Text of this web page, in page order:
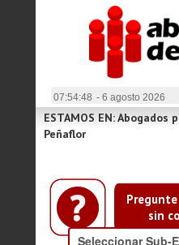
07:54:48 - 6 agosto 2026
sin
ESTAMOS EN:
Peñaflor